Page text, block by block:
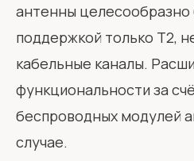
антенны целесообразно
поддержкой только T2,
кабельные каналы.
функциональности за
беспроводных модулей
случае.